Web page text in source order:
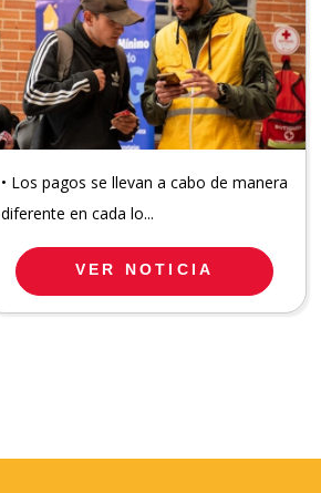
• Los pagos se llevan a cabo de manera
diferente en cada lo...
VER NOTICIA